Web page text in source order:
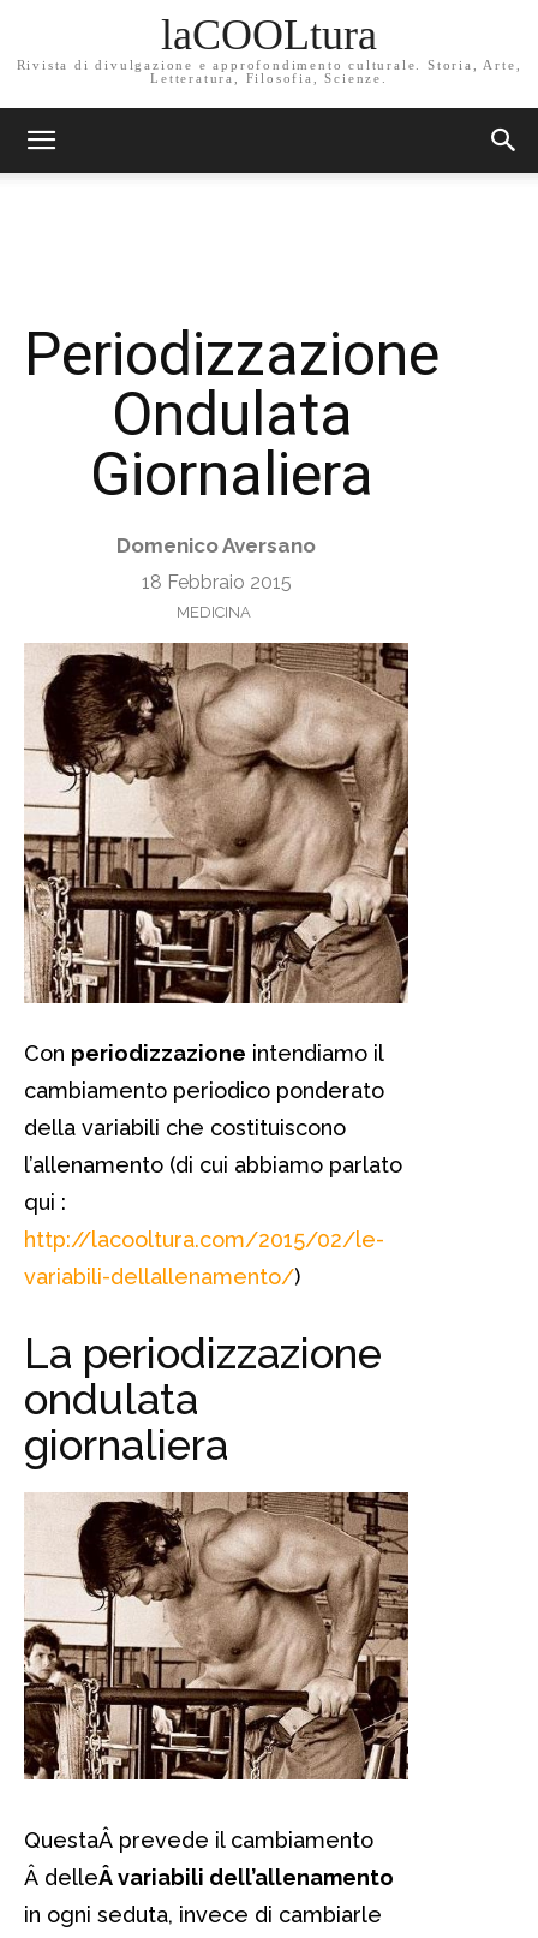
laCOOLtura
Rivista di divulgazione e approfondimento culturale. Storia, Arte,
Letteratura, Filosofia, Scienze.
Periodizzazione
Ondulata
Giornaliera
Domenico Aversano
18 Febbraio 2015
MEDICINA
Con periodizzazione intendiamo il
cambiamento periodico ponderato
della variabili che costituiscono
l’allenamento (di cui abbiamo parlato
qui :
http://lacooltura.com/2015/02/le-
variabili-dellallenamento/)
La periodizzazione
ondulata
giornaliera
QuestaÂ prevede il cambiamento
Â delleÂ variabili dell’allenamento
in ogni seduta, invece di cambiarle